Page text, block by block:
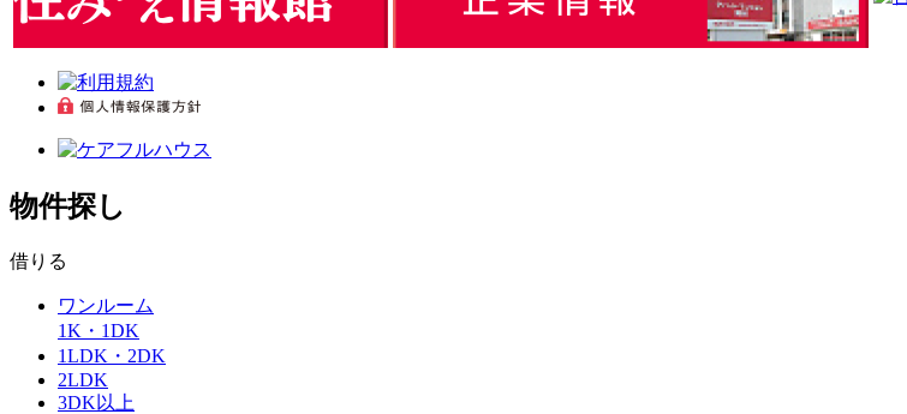
物件探し
借りる
ワンルーム
1K・1DK
1LDK・2DK
2LDK
3DK以上